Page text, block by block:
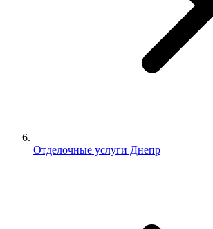
Отделочные услуги Днепр